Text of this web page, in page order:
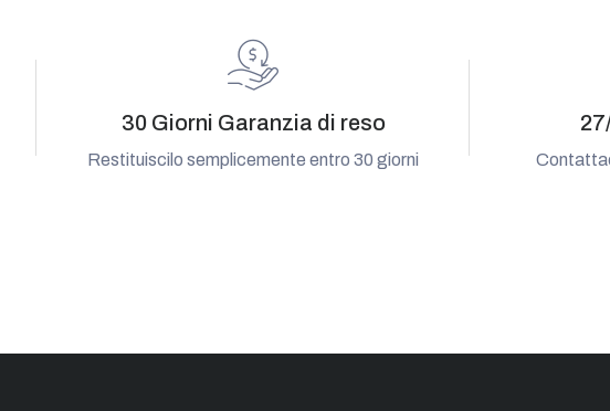
30 Giorni Garanzia di reso
Restituiscilo semplicemente entro 30 giorni